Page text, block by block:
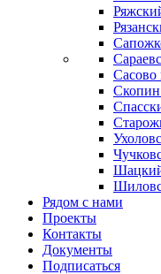
Сасово
Рядом с нами
Проекты
Контакты
Документы
Подписаться